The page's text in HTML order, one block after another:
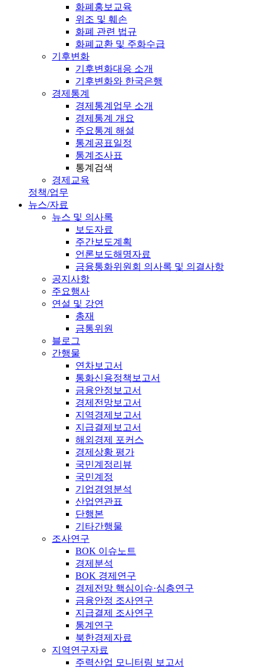
화폐홍보교육
위조 및 훼손
화폐 관련 법규
화폐교환 및 주화수급
기후변화
기후변화대응 소개
기후변화와 한국은행
경제통계
경제통계업무 소개
경제통계 개요
주요통계 해설
통계공표일정
통계조사표
통계검색
경제교육
정책/업무
뉴스/자료
뉴스 및 의사록
보도자료
주간보도계획
언론보도해명자료
금융통화위원회 의사록 및 의결사항
공지사항
주요행사
연설 및 강연
총재
금통위원
블로그
간행물
연차보고서
통화신용정책보고서
금융안정보고서
경제전망보고서
지역경제보고서
지급결제보고서
해외경제 포커스
경제상황 평가
국민계정리뷰
국민계정
기업경영분석
산업연관표
단행본
기타간행물
조사연구
BOK 이슈노트
경제분석
BOK 경제연구
경제전망 핵심이슈·심층연구
금융안정 조사연구
지급결제 조사연구
통계연구
북한경제자료
지역연구자료
주력산업 모니터링 보고서